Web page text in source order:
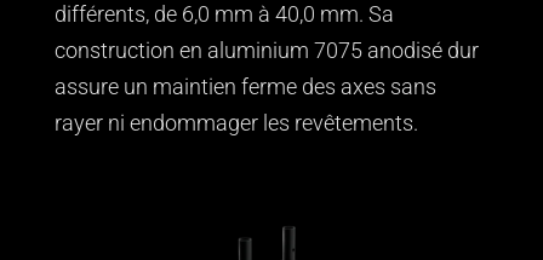
différents, de 6,0 mm à 40,0 mm. Sa
construction en aluminium 7075 anodisé dur
assure un maintien ferme des axes sans
rayer ni endommager les revêtements.